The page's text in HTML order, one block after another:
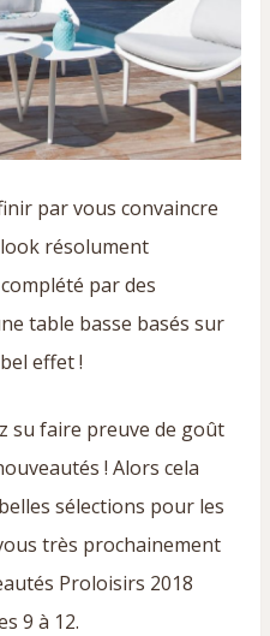
par vous convaincre
look résolument
par des
table basse basés sur
effet !
su faire preuve de goût
! Alors cela
sélections pour les
très prochainement
Proloisirs 2018
9 à 12.